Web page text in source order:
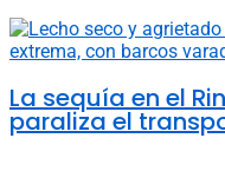
La sequía en el
paraliza el